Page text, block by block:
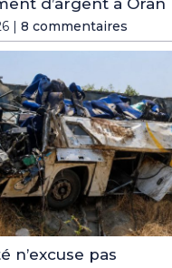
d’argent à Oran
| 8 commentaires
n’excuse pas